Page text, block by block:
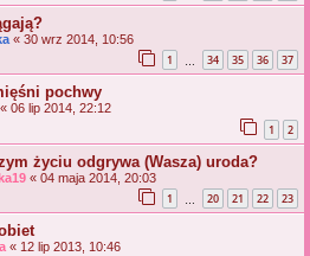
« 30 wrz 2014, 10:56
1 34 35 36 37
pochwy
« 06 lip 2014, 22:12
1 2
życiu odgrywa (Wasza) uroda?
« 04 maja 2014, 20:03
1 20 21 22 23
« 12 lip 2013, 10:46